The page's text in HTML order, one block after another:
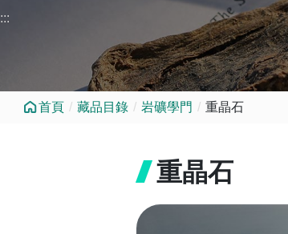
:::
首頁 藏品目錄 岩礦學門 重晶石
重晶石